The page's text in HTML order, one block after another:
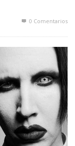
0 Comentarios